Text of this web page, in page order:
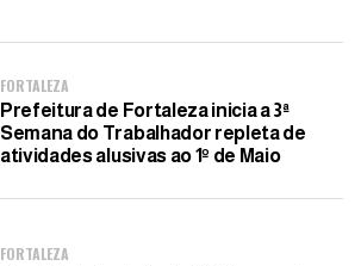
FORTALEZA
Prefeitura de Fortaleza inicia a 3ª
Semana do Trabalhador repleta de
atividades alusivas ao 1º de Maio
FORTALEZA